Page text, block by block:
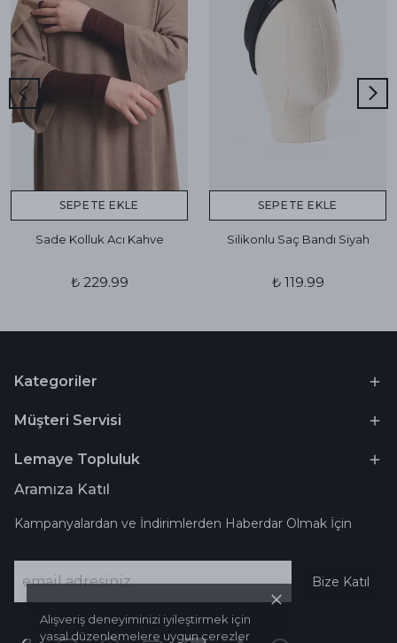
Alışveriş deneyiminizi iyileştirmek için
yasal düzenlemelere uygun çerezler
SEPETE EKLE
Sade Kolluk Acı Kahve
₺ 229.99
SEPETE EKLE
Silikonlu Saç Bandı Siyah
₺ 119.99
Kategoriler
Müşteri Servisi
Lemaye Topluluk
Aramıza Katıl
Kampanyalardan ve İndirimlerden Haberdar Olmak İçin
Bize Katıl